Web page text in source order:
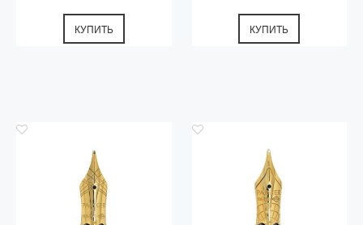
КУПИТЬ КУПИТЬ